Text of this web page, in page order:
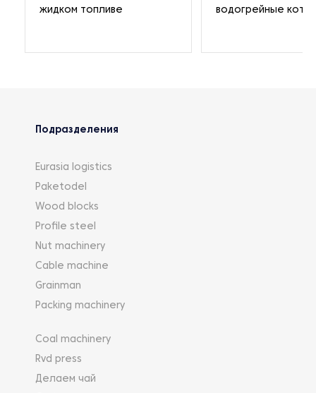
жидком топливе
водогрейные
Подразделения
Eurasia logistics
Paketodel
Wood blocks
Profile steel
Nut machinery
Cable machine
Grainman
Packing machinery
Coal machinery
Rvd press
Делаем чай